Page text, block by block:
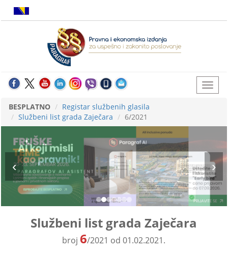
BESPLATNO
Registar službenih glasila
Službeni list grada Zaječara
6/2021
Službeni list grada Zaječara
broj6/2021 od 01.02.2021.